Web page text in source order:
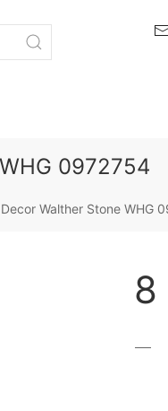
0972754
Walther Stone WHG
8